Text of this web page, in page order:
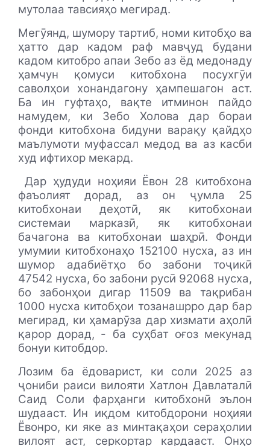
мутолаа тавсияҳо мегирад.
Мегӯянд, шумору тартиб, номи китобҳо ва
ҳатто дар кадом раф мавҷуд будани
кадом китобро апаи Зебо аз ёд медонаду
ҳамчун қомуси китобхона посухгӯи
саволҳои хонандагону ҳампешагон аст.
Ба ин гуфтаҳо, вақте итминон пайдо
намудем, ки Зебо Холова дар бораи
фонди китобхона бидуни варақу қайдҳо
маълумоти муфассал медод ва аз касби
худ ифтихор мекард.
Дар ҳудуди ноҳияи Ёвон 28 китобхона
фаъолият дорад, аз он ҷумла 25
китобхонаи деҳотӣ, як китобхонаи
системаи марказӣ, як китобхонаи
бачагона ва китобхонаи шаҳрӣ. Фонди
умумии китобхонаҳо 152100 нусха, аз ин
шумор адабиётҳо бо забони тоҷикӣ
47542 нусха, бо забони русӣ 92068 нусха,
бо забонҳои дигар 11509 ва тақрибан
1000 нусха китобҳои тозанашрро дар бар
мегирад, ки ҳамарӯза дар хизмати аҳолӣ
қарор дорад, - ба суҳбат оғоз мекунад
бонуи китобдор.
Лозим ба ёдоварист, ки соли 2025 аз
ҷониби раиси вилояти Хатлон Давлаталӣ
Саид Соли фарҳанги китобхонӣ эълон
шудааст. Ин иқдом китобдорони ноҳияи
Ёвонро, ки яке аз минтақаҳои сераҳолии
вилоят аст, серкортар кардааст. Онҳо